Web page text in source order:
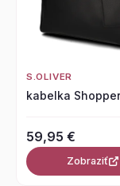
S.OLIVER
kabelka Shopper
59,95 €
Zobraziť